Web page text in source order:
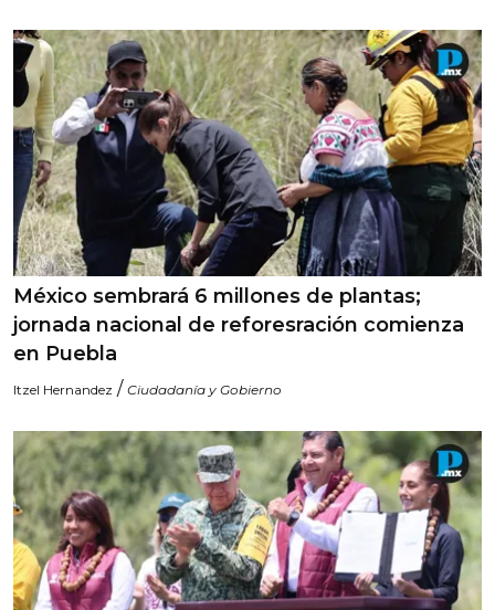
México sembrará 6 millones de plantas;
jornada nacional de reforesración comienza
en Puebla
Itzel Hernandez / Ciudadanía y Gobierno